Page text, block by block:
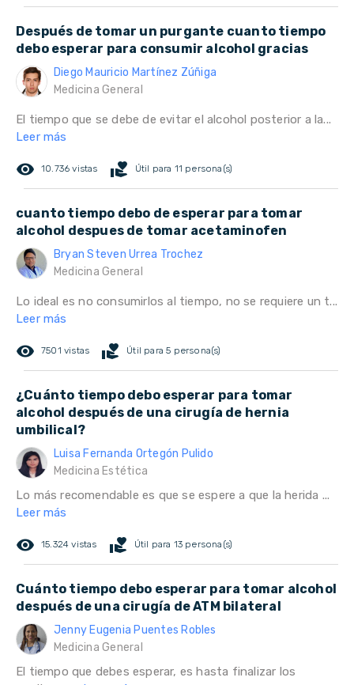
Después de tomar un purgante cuanto tiempo
debo esperar para consumir alcohol gracias
Diego Mauricio Martínez Zúñiga
Medicina General
El tiempo que se debe de evitar el alcohol posterior a la...
Leer más
remove_red_eye 10.736 vistas volunteer_activism Útil para 11 persona(s)
cuanto tiempo debo de esperar para tomar
alcohol despues de tomar acetaminofen
Bryan Steven Urrea Trochez
Medicina General
Lo ideal es no consumirlos al tiempo, no se requiere un t...
Leer más
remove_red_eye 7501 vistas volunteer_activism Útil para 5 persona(s)
¿Cuánto tiempo debo esperar para tomar
alcohol después de una cirugía de hernia
umbilical?
Luisa Fernanda Ortegón Pulido
Medicina Estética
Lo más recomendable es que se espere a que la herida ...
Leer más
remove_red_eye 15.324 vistas volunteer_activism Útil para 13 persona(s)
Cuánto tiempo debo esperar para tomar alcohol
después de una cirugía de ATM bilateral
Jenny Eugenia Puentes Robles
Medicina General
El tiempo que debes esperar, es hasta finalizar los